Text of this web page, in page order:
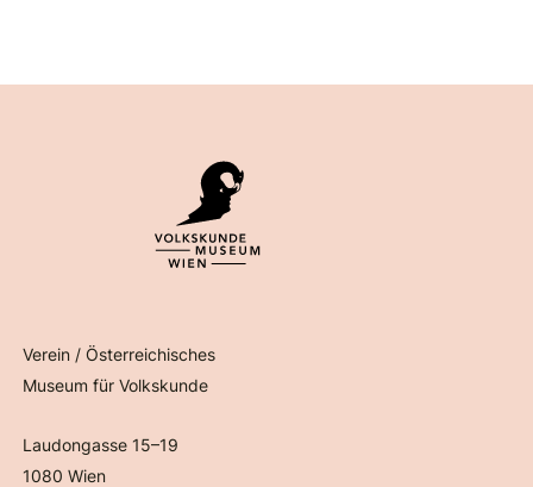
Verein / Österreichisches
Museum für Volkskunde
Laudongasse 15–19
1080 Wien